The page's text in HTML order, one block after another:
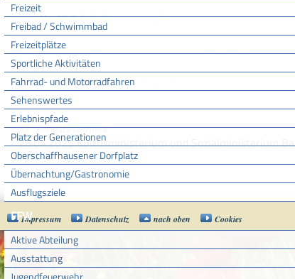
Freizeit
Freibad / Schwimmbad
Freizeitplätze
Sportliche Aktivitäten
Fahrrad- und Motorradfahren
Sehenswertes
Erlebnispfade
Platz der Generationen
Oberschaffhausener Dorfplatz
Übernachtung/Gastronomie
Ausflugsziele
FFW
Aktive Abteilung
Ausstattung
Nr. 17.2 Gebührenverzeichnis
Anlage zur Gebührenverordnung Sozialministerium (GebVO SM)
Nr. 19.2 Gebührenverzeichnis
Freigabevermerk
28.04.2025Kultusministerium und Sozialministerium
Impressum Datenschutz nach oben Cookies